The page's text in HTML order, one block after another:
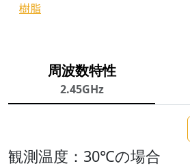
樹脂
周波数特性
2.45GHz
観測温度：30℃の場合